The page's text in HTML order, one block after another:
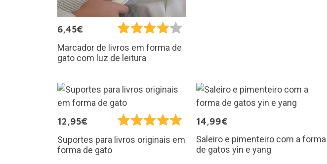
6,45€
Marcador de livros em forma de
gato com luz de leitura
12,95€
Suportes para livros originais em
forma de gato
14,99€
Saleiro e pimenteiro com a forma
de gatos yin e yang